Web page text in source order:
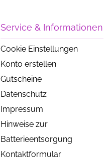
Service & Informationen
Cookie Einstellungen
Konto erstellen
Gutscheine
Datenschutz
Impressum
Hinweise zur
Batterieentsorgung
Kontaktformular